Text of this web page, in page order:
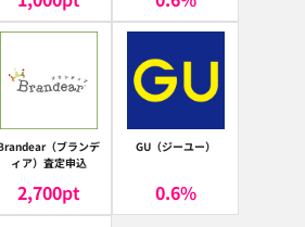
（ブランデ
ィア）査定申込
2,700pt
GU（ジーユー）
0.6%